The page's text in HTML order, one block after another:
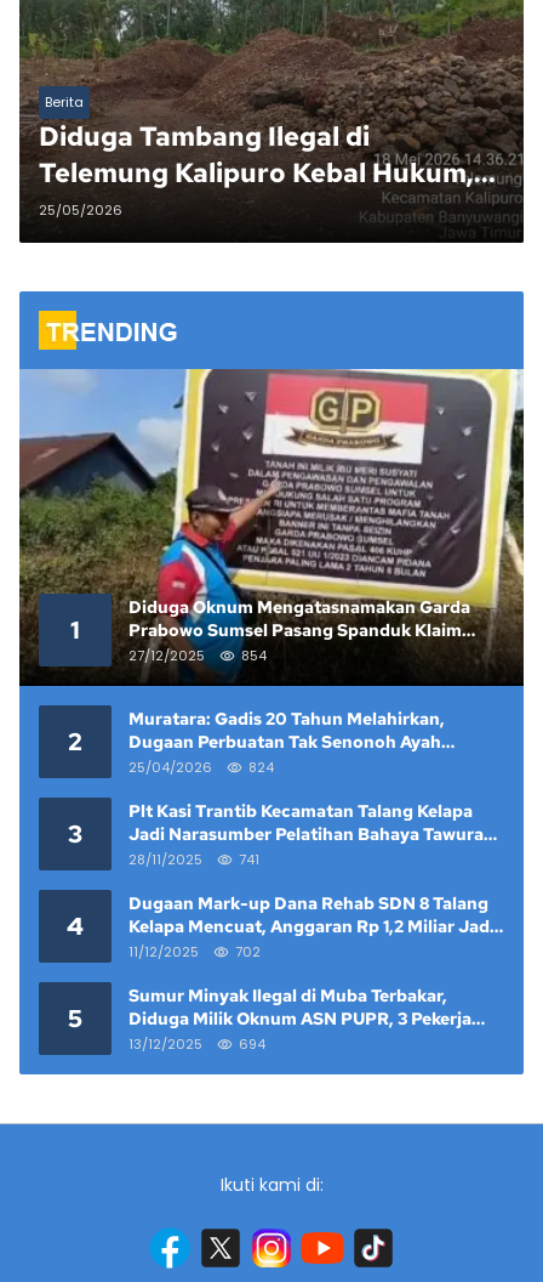
Berita
Diduga Tambang Ilegal di
Telemung Kalipuro Kebal Hukum,
AWI Dpc Banyuwangi Minta APH
Bertindak
25/05/2026
1
Diduga Oknum Mengatasnamakan Garda
Prabowo Sumsel Pasang Spanduk Klaim
Lahan yang Telah Diputus Pengadilan
27/12/2025 854
2
Muratara: Gadis 20 Tahun Melahirkan,
Dugaan Perbuatan Tak Senonoh Ayah
Kandung Mencuat
25/04/2026 824
3
Plt Kasi Trantib Kecamatan Talang Kelapa
Jadi Narasumber Pelatihan Bahaya Tawuran
dan Narkoba di Keramat Raya
28/11/2025 741
4
Dugaan Mark-up Dana Rehab SDN 8 Talang
Kelapa Mencuat, Anggaran Rp 1,2 Miliar Jadi
Sorotan
11/12/2025 702
5
Sumur Minyak Ilegal di Muba Terbakar,
Diduga Milik Oknum ASN PUPR, 3 Pekerja
Tewas
13/12/2025 694
Ikuti kami di: